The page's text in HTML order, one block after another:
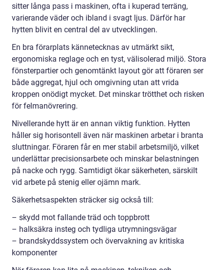
sitter långa pass i maskinen, ofta i kuperad terräng,
varierande väder och ibland i svagt ljus. Därför har
hytten blivit en central del av utvecklingen.
En bra förarplats kännetecknas av utmärkt sikt,
ergonomiska reglage och en tyst, välisolerad miljö. Stora
fönsterpartier och genomtänkt layout gör att föraren ser
både aggregat, hjul och omgivning utan att vrida
kroppen onödigt mycket. Det minskar trötthet och risken
för felmanövrering.
Nivellerande hytt är en annan viktig funktion. Hytten
håller sig horisontell även när maskinen arbetar i branta
sluttningar. Föraren får en mer stabil arbetsmiljö, vilket
underlättar precisionsarbete och minskar belastningen
på nacke och rygg. Samtidigt ökar säkerheten, särskilt
vid arbete på stenig eller ojämn mark.
Säkerhetsaspekten sträcker sig också till:
– skydd mot fallande träd och toppbrott
– halksäkra insteg och tydliga utrymningsvägar
– brandskyddssystem och övervakning av kritiska
komponenter